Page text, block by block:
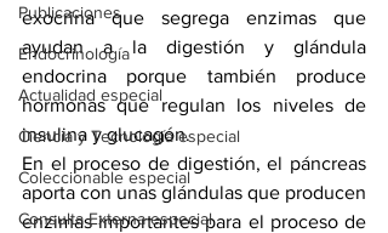
Publicaciones
Endocrinología
Actualidad especial
Ciencia y Tecnología especial
Coleccionable especial
Consulta Externa especial
exocrina que segrega enzimas que
ayudan a la digestión y glándula
endocrina porque también produce
hormonas que regulan los niveles de
insulina y glucagón.
En el proceso de digestión, el páncreas
aporta con unas glándulas que producen
enzimas importantes para el proceso de